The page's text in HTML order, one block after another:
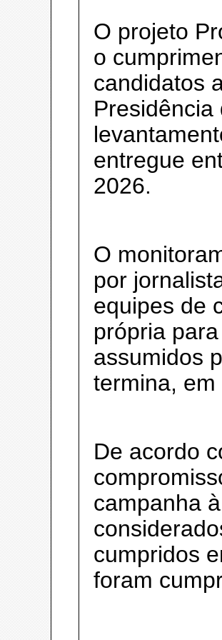
O projeto
o
candidatos
Presidência
entregue
2026.
O
por
equipes de
própria
assumidos
termina,
De acordo
campanha
cumpridos
foram